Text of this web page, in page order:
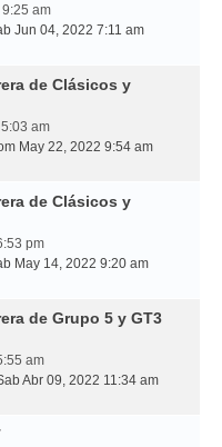
am
Jun 04, 2022 7:11 am
de Clásicos y
am
May 22, 2022 9:54 am
de Clásicos y
pm
May 14, 2022 9:20 am
de Grupo 5 y GT3
am
Abr 09, 2022 11:34 am